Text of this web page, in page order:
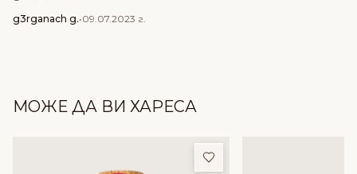
g3rganach g.•09.07.2023 г.
МОЖЕ ДА ВИ ХАРЕСА
Добави в любими